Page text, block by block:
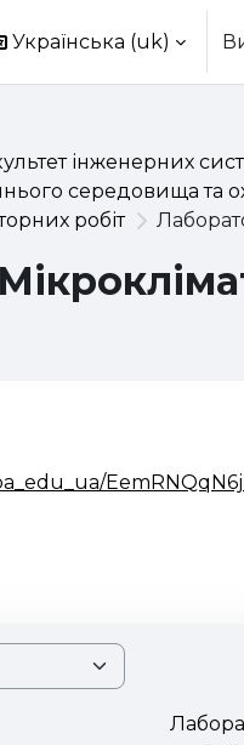
Українська ‎(uk)‎
інженерних
середовища та
робіт